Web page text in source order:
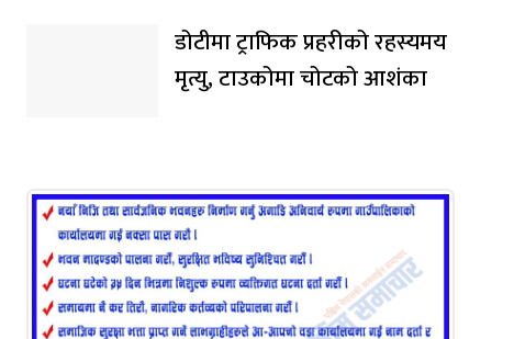
डोटीमा ट्राफिक प्रहरीको रहस्यमय
मृत्यु, टाउकोमा चोटको आशंका